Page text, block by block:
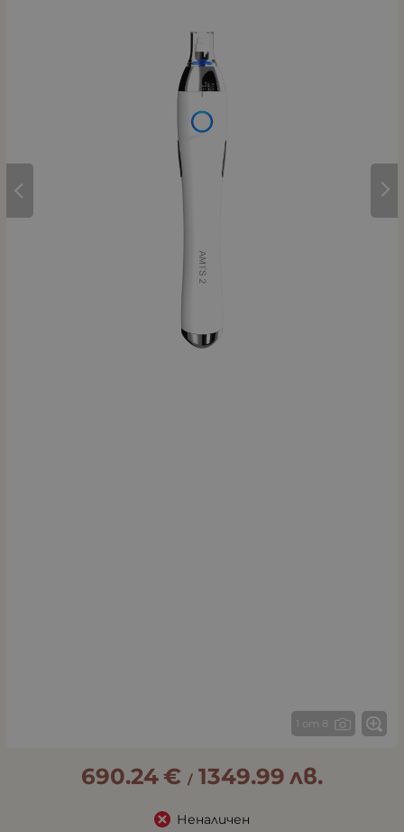
1 от 8
690.24 € / 1349.99 лв.
Неналичен